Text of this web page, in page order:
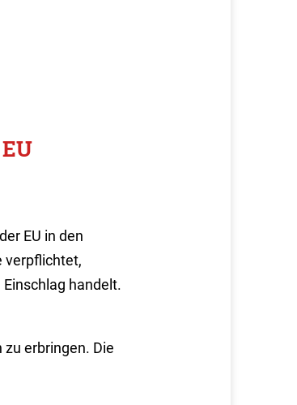
EU in den
verpflichtet,
handelt.
erbringen. Die